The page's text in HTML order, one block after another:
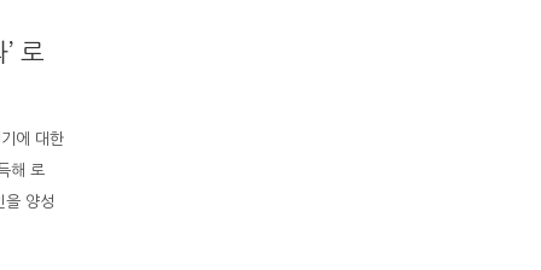
로
에 대한
해 로
을 양성